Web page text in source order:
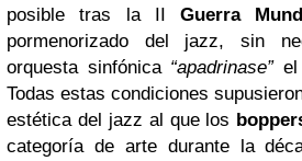
posible tras la IIGuerra
pormenorizado del jazz, sin
orquesta sinfónica “apadrinase”el
Todas estas condiciones
estética del jazz al que los
categoría de arte durante la